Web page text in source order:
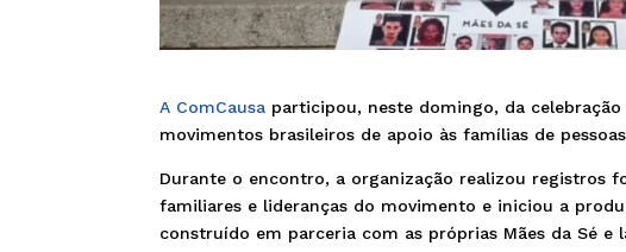
A ComCausa participou, neste domingo, da
movimentos brasileiros de apoio às famílias de
Durante o encontro, a organização realizou registros
familiares e lideranças do movimento e iniciou a
construído em parceria com as próprias Mães da Sé e